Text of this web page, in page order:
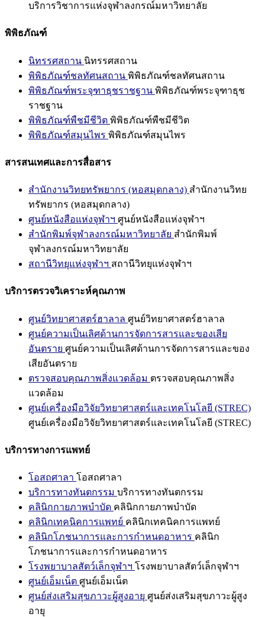
บริการวิชาการแห่งจุฬาลงกรณ์มหาวิทยาลัย
พิพิธภัณฑ์
นิทรรศสถาน นิทรรศสถาน
พิพิธภัณฑ์ชลทัศนสถาน พิพิธภัณฑ์ชลทัศนสถาน
พิพิธภัณฑ์พระจุฑาธุชราชฐาน พิพิธภัณฑ์พระจุฑาธุช
ราชฐาน
พิพิธภัณฑ์พืชมีชีวิต พิพิธภัณฑ์พืชมีชีวิต
พิพิธภัณฑ์สมุนไพร พิพิธภัณฑ์สมุนไพร
สารสนเทศและการสื่อสาร
สำนักงานวิทยทรัพยากร (หอสมุดกลาง) สำนักงานวิทย
ทรัพยากร (หอสมุดกลาง)
ศูนย์หนังสือแห่งจุฬาฯ ศูนย์หนังสือแห่งจุฬาฯ
สำนักพิมพ์จุฬาลงกรณ์มหาวิทยาลัย สำนักพิมพ์
จุฬาลงกรณ์มหาวิทยาลัย
สถานีวิทยุแห่งจุฬาฯ สถานีวิทยุแห่งจุฬาฯ
บริการตรวจวิเคราะห์คุณภาพ
ศูนย์วิทยาศาสตร์ฮาลาล ศูนย์วิทยาศาสตร์ฮาลาล
ศูนย์ความเป็นเลิศด้านการจัดการสารและของเสีย
อันตราย ศูนย์ความเป็นเลิศด้านการจัดการสารและของ
เสียอันตราย
ตรวจสอบคุณภาพสิ่งแวดล้อม ตรวจสอบคุณภาพสิ่ง
แวดล้อม
ศูนย์เครื่องมือวิจัยวิทยาศาสตร์และเทคโนโลยี (STREC)
ศูนย์เครื่องมือวิจัยวิทยาศาสตร์และเทคโนโลยี (STREC)
บริการทางการแพทย์
โอสถศาลา โอสถศาลา
บริการทางทันตกรรม บริการทางทันตกรรม
คลินิกกายภาพบำบัด คลินิกกายภาพบำบัด
คลินิกเทคนิคการแพทย์ คลินิกเทคนิคการแพทย์
คลินิกโภชนาการและการกำหนดอาหาร คลินิก
โภชนาการและการกำหนดอาหาร
โรงพยาบาลสัตว์เล็กจุฬาฯ โรงพยาบาลสัตว์เล็กจุฬาฯ
ศูนย์เอ็มเน็ต ศูนย์เอ็มเน็ต
ศูนย์ส่งเสริมสุขภาวะผู้สูงอายุ ศูนย์ส่งเสริมสุขภาวะผู้สูง
อายุ